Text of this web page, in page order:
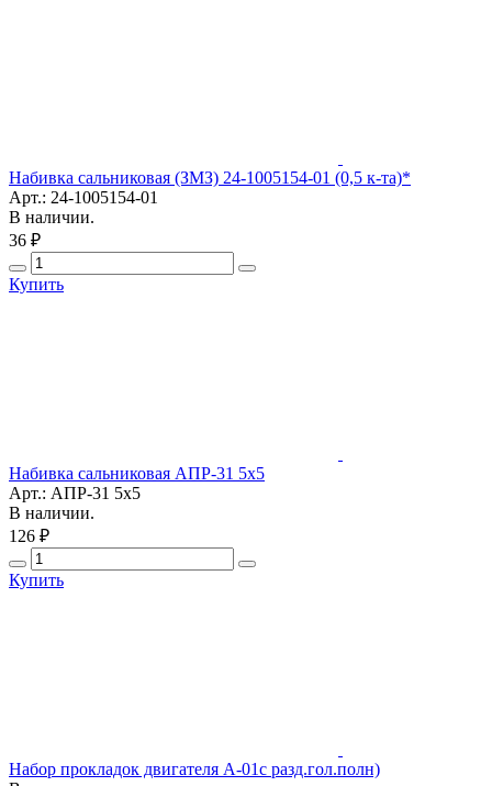
Набивка сальниковая (ЗМЗ) 24-1005154-01 (0,5 к-та)*
Арт.: 24-1005154-01
В наличии.
36 ₽
Купить
Набивка сальниковая АПР-31 5х5
Арт.: АПР-31 5х5
В наличии.
126 ₽
Купить
Набор прокладок двигателя А-01с разд.гол.полн)